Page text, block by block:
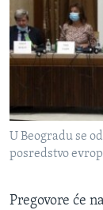
U Beogradu se
posredstvo
Pregovore će